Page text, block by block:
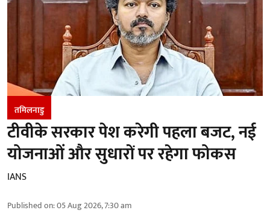
तमिलनाडु
टीवीके सरकार पेश करेगी पहला बजट, नई
योजनाओं और सुधारों पर रहेगा फोकस
IANS
Published on:05 Aug 2026, 7:30 am